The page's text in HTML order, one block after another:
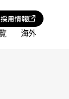
海外
採用情報